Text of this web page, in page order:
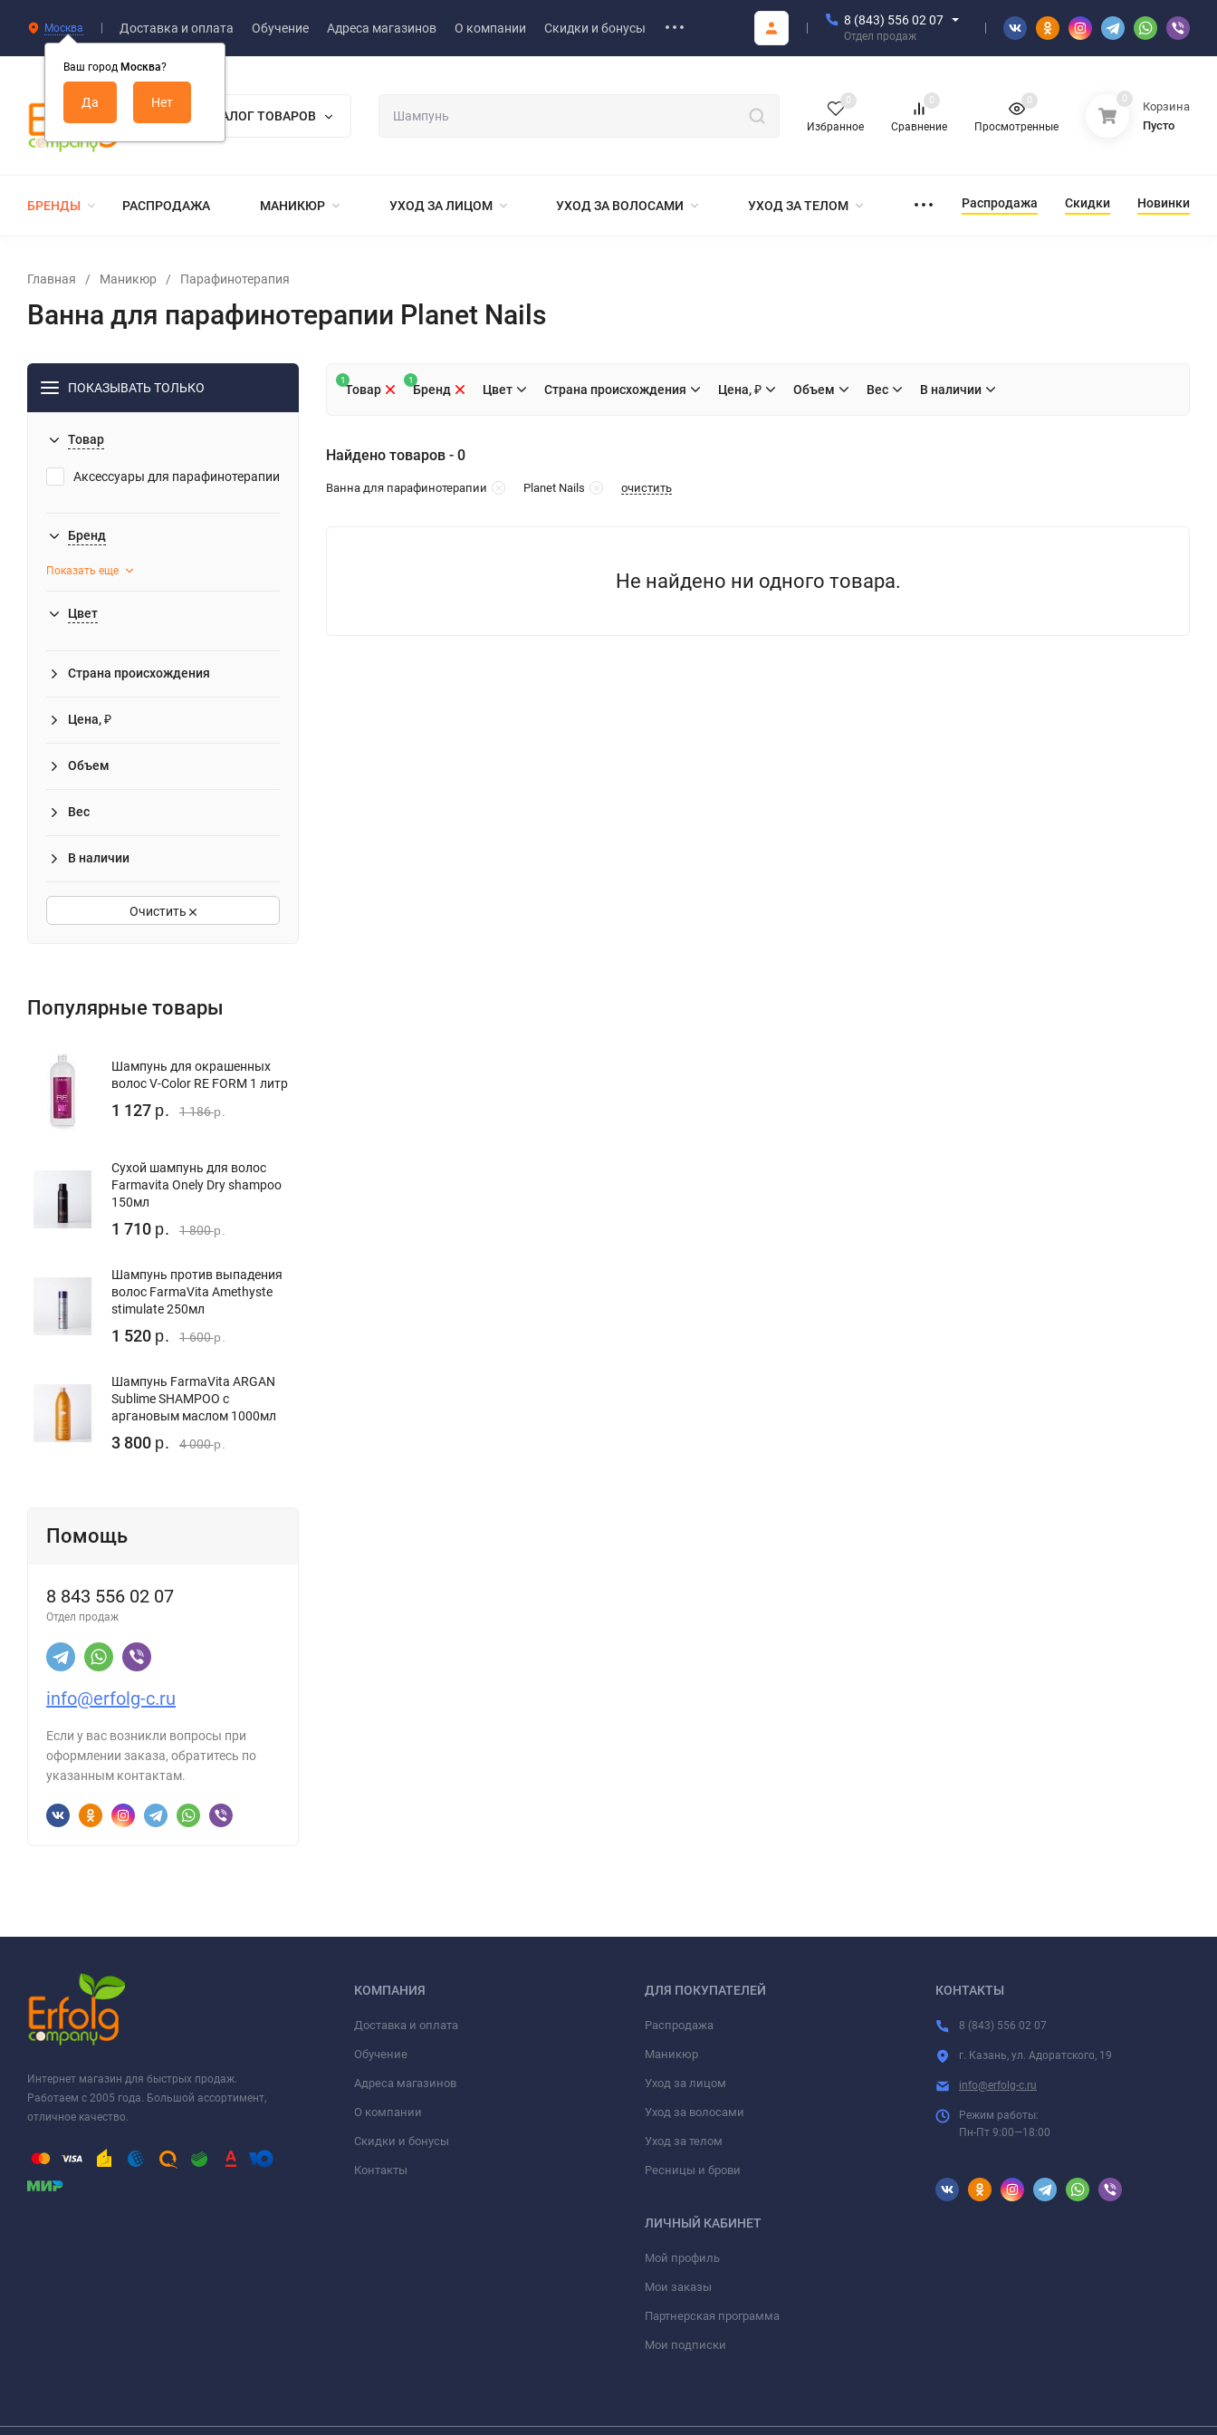
Москва
Ваш город Москва?
Доставка и оплата Обучение Адреса магазинов О компании Скидки и бонусы
8 (843) 556 02 07
Отдел продаж
КАТАЛОГ ТОВАРОВ
Избранное
0
Сравнение
0
Просмотренные
0 0
Корзина
Пусто
БРЕНДЫ РАСПРОДАЖА МАНИКЮР УХОД ЗА ЛИЦОМ УХОД ЗА ВОЛОСАМИ УХОД ЗА ТЕЛОМ Распродажа Скидки Новинки
Главная / Маникюр / Парафинотерапия
Ванна для парафинотерапии Planet Nails
ПОКАЗЫВАТЬ ТОЛЬКО
Товар
Аксессуары для парафинотерапии
Бренд
Показать еще
Цвет
Страна происхождения
Цена, ₽
Объем
Вес
В наличии
Очистить
Популярные товары
Шампунь для окрашенных
волос V-Color RE FORM 1 литр
1 127 р. 1 186р.
Сухой шампунь для волос
Farmavita Onely Dry shampoo
150мл
1 710 р. 1 800р.
Шампунь против выпадения
волос FarmaVita Amethyste
stimulate 250мл
1 520 р. 1 600р.
Шампунь FarmaVita ARGAN
Sublime SHAMPOO с
аргановым маслом 1000мл
3 800 р. 4 000р.
Помощь
8 843 556 02 07
Отдел продаж
info@erfolg-c.ru
Если у вас возникли вопросы при
оформлении заказа, обратитесь по
указанным контактам.
Товар
1
Бренд
1
Цвет Страна происхождения Цена, ₽ Объем Вес В наличии
Найдено товаров - 0
Ванна для парафинотерапии Planet Nails очистить
Не найдено ни одного товара.
Интернет магазин для быстрых продаж.
Работаем с 2005 года. Большой ассортимент,
отличное качество.
КОМПАНИЯ
Доставка и оплата
Обучение
Адреса магазинов
О компании
Скидки и бонусы
Контакты
ДЛЯ ПОКУПАТЕЛЕЙ
Распродажа
Маникюр
Уход за лицом
Уход за волосами
Уход за телом
Ресницы и брови
ЛИЧНЫЙ КАБИНЕТ
Мой профиль
Мои заказы
Партнерская программа
Мои подписки
КОНТАКТЫ
8 (843) 556 02 07
г. Казань, ул. Адоратского, 19
info@erfolg-c.ru
Режим работы:
Пн-Пт 9:00—18:00